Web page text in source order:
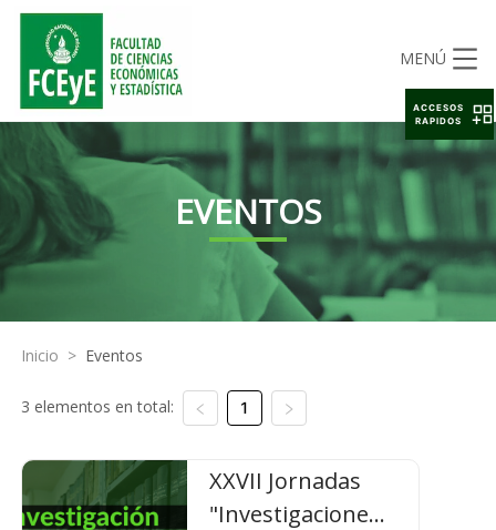
MENÚ
EVENTOS
Inicio > Eventos
3 elementos en total: 1
XXVII Jornadas
"Investigacione...
ACCESOS
RAPIDOS